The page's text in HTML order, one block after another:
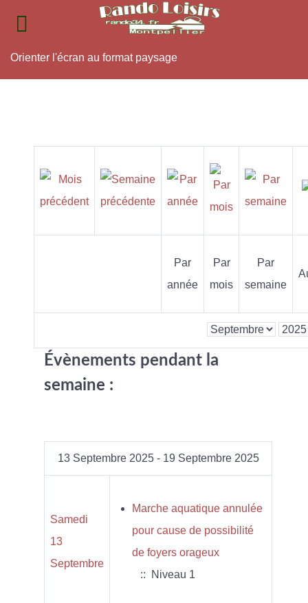
Orienter l'écran au format paysage
Par
année
Par
mois
Par
semaine
Évènements pendant la
semaine :
13 Septembre 2025 - 19 Septembre 2025
Samedi
13
Septembre
Marche aquatique annulée
pour cause de possibilité
de foyers orageux
:: Niveau 1